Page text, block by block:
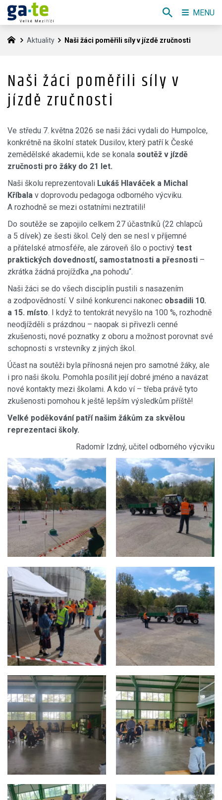
Aktuality Naši žáci poměřili síly v jízdě zručnosti
Naši žáci poměřili síly v
jízdě zručnosti
Ve středu 7. května 2026 se naši žáci vydali do Humpolce,
konkrétně na školní statek Dusilov, který patří k České
zemědělské akademii, kde se konala soutěž v jízdě
zručnosti pro žáky do 21 let.
Naši školu reprezentovali Lukáš Hlaváček a Michal
Kříbala v doprovodu pedagoga odborného výcviku.
A rozhodně se mezi ostatními neztratili!
Do soutěže se zapojilo celkem 27 účastníků (22 chlapců
a 5 dívek) ze šesti škol. Celý den se nesl v příjemné
a přátelské atmosféře, ale zároveň šlo o poctivý test
praktických dovedností, samostatnosti a přesnosti –
zkrátka žádná projížďka „na pohodu“.
Naši žáci se do všech disciplín pustili s nasazením
a zodpovědností. V silné konkurenci nakonec obsadili 10.
a 15. místo. I když to tentokrát nevyšlo na 100 %, rozhodně
neodjížděli s prázdnou – naopak si přivezli cenné
zkušenosti, nové poznatky z oboru a možnost porovnat své
schopnosti s vrstevníky z jiných škol.
Účast na soutěži byla přínosná nejen pro samotné žáky, ale
i pro naši školu. Pomohla posílit její dobré jméno a navázat
nové kontakty mezi školami. A kdo ví – třeba právě tyto
zkušenosti pomohou k ještě lepším výsledkům příště!
Velké poděkování patří našim žákům za skvělou
reprezentaci školy.
Radomír Izdný, učitel odborného výcviku
MENU